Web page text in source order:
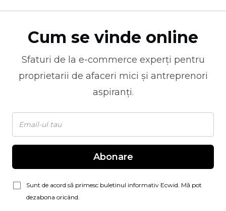
Cum se vinde online
Sfaturi de la e-commerce experți pentru
proprietarii de afaceri mici și antreprenori
aspiranți.
Abonare
Sunt de acord să primesc buletinul informativ Ecwid. Mă pot
dezabona oricând.